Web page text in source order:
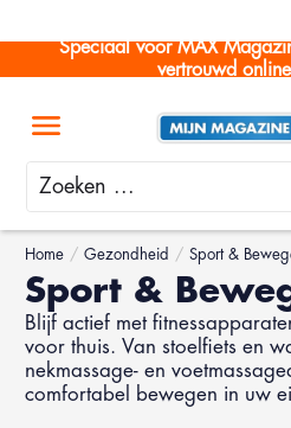
Speciaal voor MAX
vertrouwd
Zoeken
Home / Gezondheid / Sport &
Sport &
Blijf actief met
voor thuis. Van stoelfiets en
nekmassage- en
comfortabel bewegen in uw